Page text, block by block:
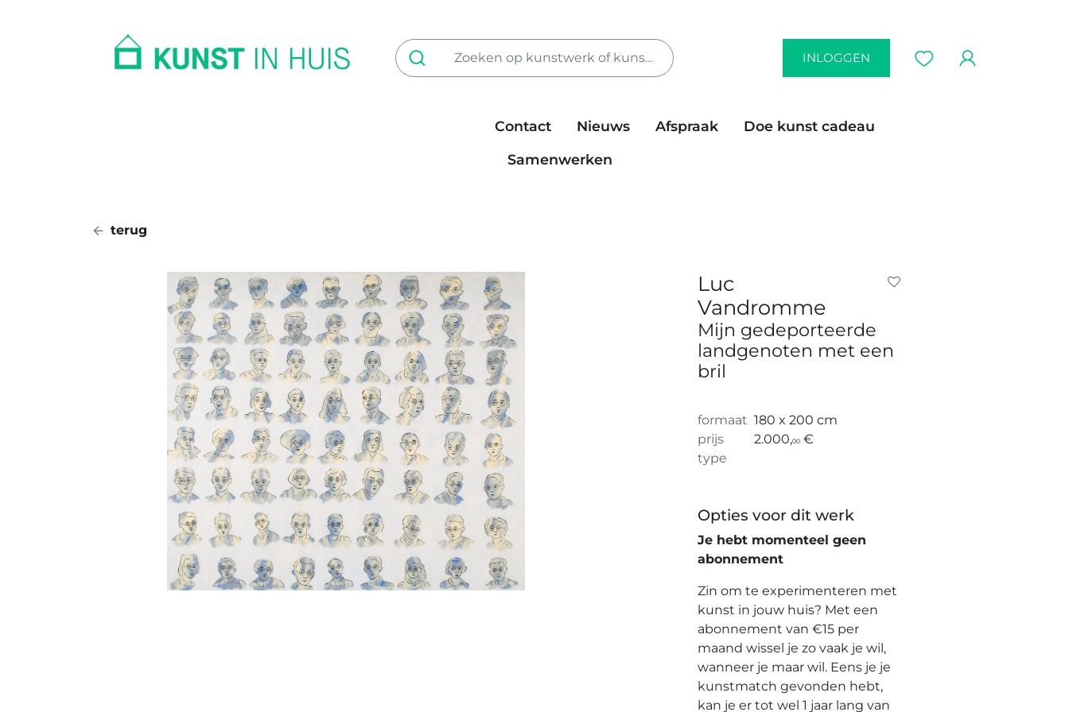
INLOGGEN
Contact Nieuws Afspraak
Doe kunst cadeau
Samenwerken
terug
Luc
Vandromme
Mijn gedeporteerde
landgenoten met een
bril
formaat 180 x 200 cm
prijs
2.000,00 €
type
Opties voor dit werk
Je hebt momenteel geen
abonnement
Zin om te experimenteren met
kunst in jouw huis? Met een
abonnement van €15 per
maand wissel je zo vaak je wil,
wanneer je maar wil. Eens je je
kunstmatch gevonden hebt,
kan je er tot wel 1 jaar lang van